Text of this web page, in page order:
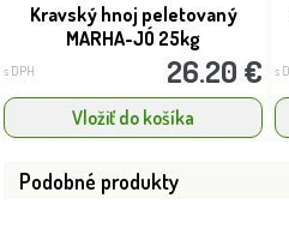
Kravský hnoj peletovaný
MARHA-JÓ 25kg
s DPH 26.20 €
Vložiť do košíka
s
Podobné produkty